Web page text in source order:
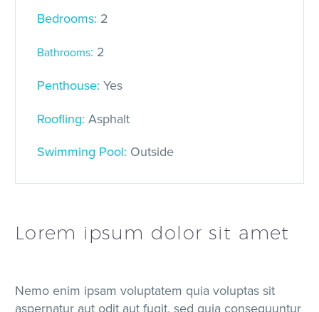
Bedrooms: 2
Bathrooms: 2
Penthouse: Yes
Roofling: Asphalt
Swimming Pool: Outside
Lorem ipsum dolor sit amet
Nemo enim ipsam voluptatem quia voluptas sit
aspernatur aut odit aut fugit, sed quia consequuntur